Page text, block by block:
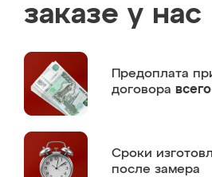
заказе у нас
Предоплата
договора
Сроки
после замера